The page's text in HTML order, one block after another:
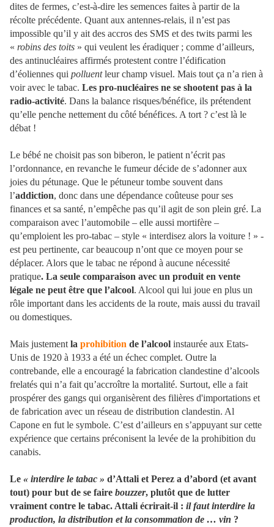
dites de fermes, c’est-à-dire les semences faites à partir de la
récolte précédente. Quant aux antennes-relais, il n’est pas
impossible qu’il y ait des accros des SMS et des twits parmi les
« robins des toits » qui veulent les éradiquer ; comme d’ailleurs,
des antinucléaires affirmés protestent contre l’édification
d’éoliennes qui polluentleur champ visuel. Mais tout ça n’a rien à
voir avec le tabac. Les pro-nucléaires ne se shootent pas à la
radio-activité. Dans la balance risques/bénéfice, ils prétendent
qu’elle penche nettement du côté bénéfices. A tort ? c’est là le
débat !
Le bébé ne choisit pas son biberon, le patient n’écrit pas
l’ordonnance, en revanche le fumeur décide de s’adonner aux
joies du pétunage. Que le pétuneur tombe souvent dans
l’addiction, donc dans une dépendance coûteuse pour ses
finances et sa santé, n’empêche pas qu’il agit de son plein gré. La
comparaison avec l’automobile – elle aussi mortifère –
qu’emploient les pro-tabac – style « interdisez alors la voiture ! » -
est peu pertinente, car beaucoup n’ont que ce moyen pour se
déplacer. Alors que le tabac ne répond à aucune nécessité
pratique. La seule comparaison avec un produit en vente
légale ne peut être que l’alcool. Alcool qui lui joue en plus un
rôle important dans les accidents de la route, mais aussi du travail
ou domestiques.
Mais justement la prohibition de l’alcool instaurée aux Etats-
Unis de 1920 à 1933 a été un échec complet. Outre la
contrebande, elle a encouragé la fabrication clandestine d’alcools
frelatés qui n’a fait qu’accroître la mortalité. Surtout, elle a fait
prospérer des gangs qui organisèrent des filières d'importations et
de fabrication avec un réseau de distribution clandestin. Al
Capone en fut le symbole. C’est d’ailleurs en s’appuyant sur cette
expérience que certains préconisent la levée de la prohibition du
canabis.
Le « interdire le tabac » d’Attali et Perez a d’abord (et avant
tout) pour but de se faire bouzzer, plutôt que de lutter
vraiment contre le tabac. Attali écrirait-il : il faut interdire la
production, la distribution et la consommation de … vin ?